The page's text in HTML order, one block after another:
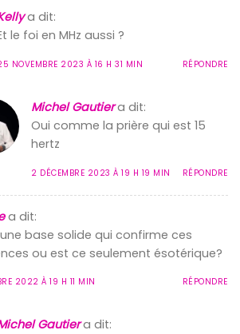
a dit:
le foi en MHz aussi ?
NOVEMBRE 2023 À 16 H 31 MIN RÉPONDRE
Michel Gautier a dit:
Oui comme la prière qui est 15
hertz
2 DÉCEMBRE 2023 À 19 H 19 MIN RÉPONDRE
a dit:
base solide qui confirme ces
ou est ce seulement ésotérique?
2022 À 19 H 11 MIN RÉPONDRE
Gautiera dit: